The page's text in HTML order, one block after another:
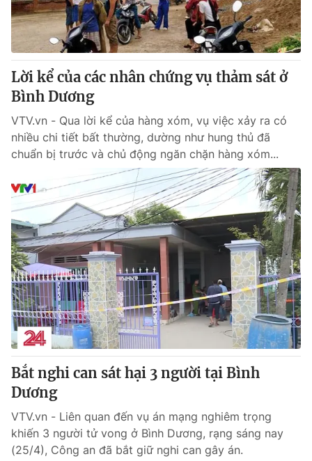
Thị trường 24h Tấm lòng Việt
VTV4 Vươn mình bằng AI
VTV9
Liên hệ tòa soạn English
THỜI BÁO VTV
Theo dõi báo trên
Cơ quan chủ quản:Đài Truyền hình Việt Nam
Cơ quan báo chí:Thời báo VTV
Giấy phép hoạt động báo in và báo điện tử số 483/GP-BTTTT
cấp ngày 29/12/2023
Tổng Biên tập:Vũ Thanh Thủy
Phó Tổng Biên tập: Nguyễn Thị Mỹ Hạnh, Phạm Quốc Thắng,
Nguyễn Trọng Ninh
Tổng đài VTV:
024.38 355 931 - 024.38 355 932
Ðiện thoại Thời báo VTV:024.66 897 897
Email:toasoan@vtv.vn
Lời kể của các nhân chứng vụ thảm sát ở
Bình Dương
VTV.vn - Qua lời kể của hàng xóm, vụ việc xảy ra có
nhiều chi tiết bất thường, dường như hung thủ đã
chuẩn bị trước và chủ động ngăn chặn hàng xóm...
Bắt nghi can sát hại 3 người tại Bình
Dương
VTV.vn - Liên quan đến vụ án mạng nghiêm trọng
khiến 3 người tử vong ở Bình Dương, rạng sáng nay
(25/4), Công an đã bắt giữ nghi can gây án.